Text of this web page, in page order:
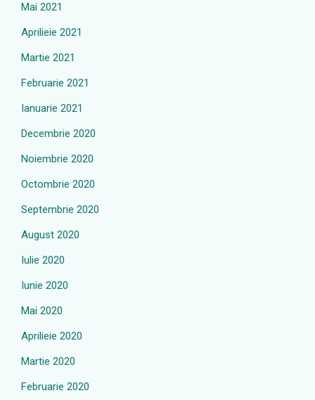
Mai 2021
Aprilieie 2021
Martie 2021
Februarie 2021
Ianuarie 2021
Decembrie 2020
Noiembrie 2020
Octombrie 2020
Septembrie 2020
August 2020
Iulie 2020
Iunie 2020
Mai 2020
Aprilieie 2020
Martie 2020
Februarie 2020